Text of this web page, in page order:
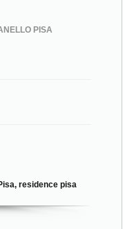
PISA
residence pisa